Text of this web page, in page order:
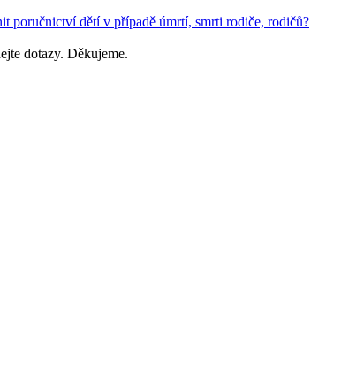
poručnictví dětí v případě úmrtí, smrti rodiče, rodičů?
dotazy. Děkujeme.